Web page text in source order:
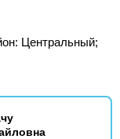
Центральный;